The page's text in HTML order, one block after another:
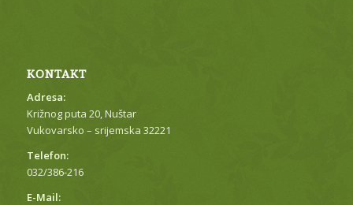
KONTAKT
Adresa:
Križnog puta 20, Nuštar
Vukovarsko – srijemska 32221
Telefon:
032/386-216
E-Mail: